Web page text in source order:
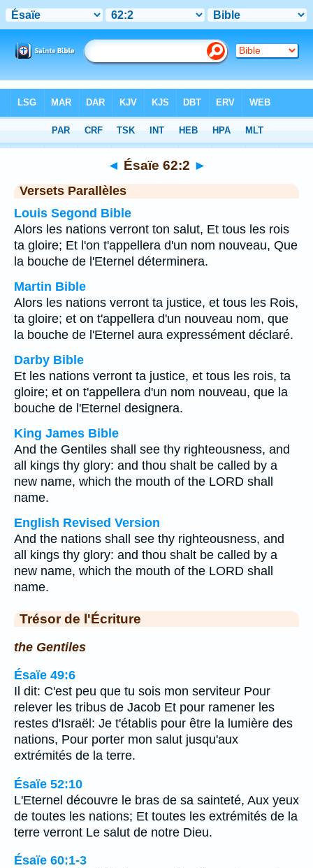
Chapitre 62> Verset 2
◄ Ésaïe 62:2 ►
Versets Parallèles
Louis Segond Bible
Alors les nations verront ton salut, Et tous les rois
ta gloire; Et l'on t'appellera d'un nom nouveau, Que
la bouche de l'Eternel déterminera.
Martin Bible
Alors les nations verront ta justice, et tous les Rois,
ta gloire; et on t'appellera d'un nouveau nom, que
la bouche de l'Eternel aura expressément déclaré.
Darby Bible
Et les nations verront ta justice, et tous les rois, ta
gloire; et on t'appellera d'un nom nouveau, que la
bouche de l'Eternel designera.
King James Bible
And the Gentiles shall see thy righteousness, and
all kings thy glory: and thou shalt be called by a
new name, which the mouth of the LORD shall
name.
English Revised Version
And the nations shall see thy righteousness, and
all kings thy glory: and thou shalt be called by a
new name, which the mouth of the LORD shall
name.
Trésor de l'Écriture
the Gentiles
Ésaïe 49:6
Il dit: C'est peu que tu sois mon serviteur Pour
relever les tribus de Jacob Et pour ramener les
restes d'Israël: Je t'établis pour être la lumière des
nations, Pour porter mon salut jusqu'aux
extrémités de la terre.
Ésaïe 52:10
L'Eternel découvre le bras de sa sainteté, Aux yeux
de toutes les nations; Et toutes les extrémités de la
terre verront Le salut de notre Dieu.
Ésaïe 60:1-3